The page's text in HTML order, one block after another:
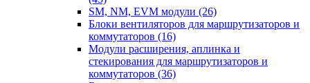
SM, NM, EVM модули (26)
Блоки вентиляторов для маршрутизаторов и
коммутаторов (16)
Модули расширения, аплинка и
стекирования для маршрутизаторов и
коммутаторов (36)